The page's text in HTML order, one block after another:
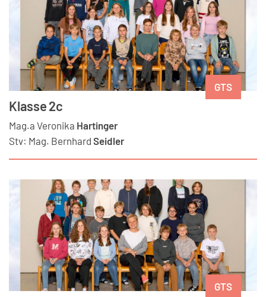
GTS
Klasse 2c
Mag.a Veronika Hartinger
Stv: Mag. Bernhard Seidler
GTS